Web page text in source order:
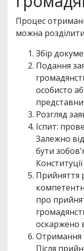
Процес
можна
Збір
Подання
особисто
Розгляд
Іспит:
Залежно
бути
Конституції
Прийняття
про
оскаржено
Отримання
Після